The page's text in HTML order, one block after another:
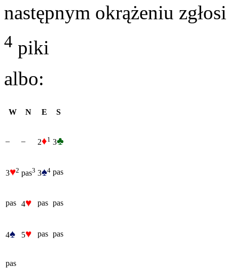
następnym okrążeniu
4 piki
albo:
W N E S
– – 2♦1 3♣
3♥2 pas3 3♠4 pas
pas 4♥ pas pas
4♠ 5♥ pas pas
pas